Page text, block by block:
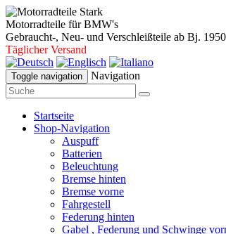
Motorradteile für BMW's
Gebraucht-, Neu- und Verschleißteile ab Bj. 1950
Täglicher Versand
Toggle navigation Navigation
Startseite
Shop-Navigation
Auspuff
Batterien
Beleuchtung
Bremse hinten
Bremse vorne
Fahrgestell
Federung hinten
Gabel , Federung und Schwinge